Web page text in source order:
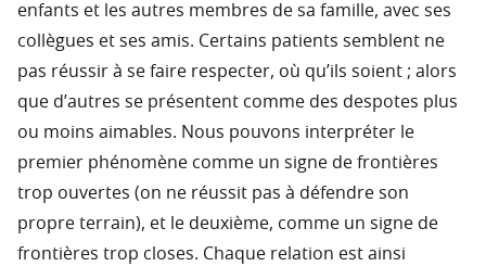
enfants et les autres membres de sa famille, avec ses
collègues et ses amis. Certains patients semblent ne
pas réussir à se faire respecter, où qu’ils soient ; alors
que d’autres se présentent comme des despotes plus
ou moins aimables. Nous pouvons interpréter le
premier phénomène comme un signe de frontières
trop ouvertes (on ne réussit pas à défendre son
propre terrain), et le deuxième, comme un signe de
frontières trop closes. Chaque relation est ainsi